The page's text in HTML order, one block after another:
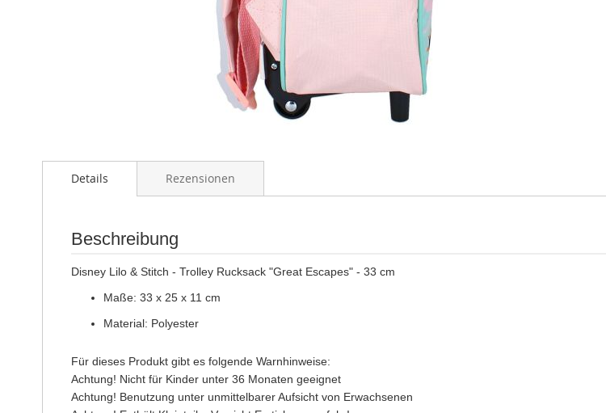
Anfang
Details
Beschreibung
Disney Lilo & Stitch - Trolley Rucksack "Great Escapes" - 33 cm
Maße: 33 x 25 x 11 cm
Material: Polyester
Für dieses Produkt gibt es folgende Warnhinweise:
Achtung! Nicht für Kinder unter 36 Monaten geeignet
Achtung! Benutzung unter unmittelbarer Aufsicht von Erwachsenen
Rezensionen